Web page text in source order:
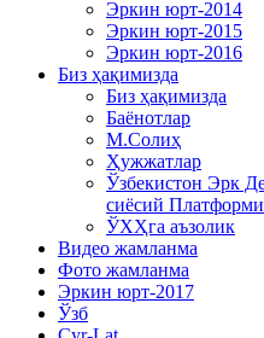
Эркин юрт-2014
Эркин юрт-2015
Эркин юрт-2016
Биз ҳақимизда
Биз ҳақимизда
Баёнотлар
М.Солиҳ
Ҳужжатлар
Ўзбекистон Эрк
сиёсий Платформи
ЎХҲга аъзолик
Видео жамланма
Фото жамланма
Эркин юрт-2017
Ўзб